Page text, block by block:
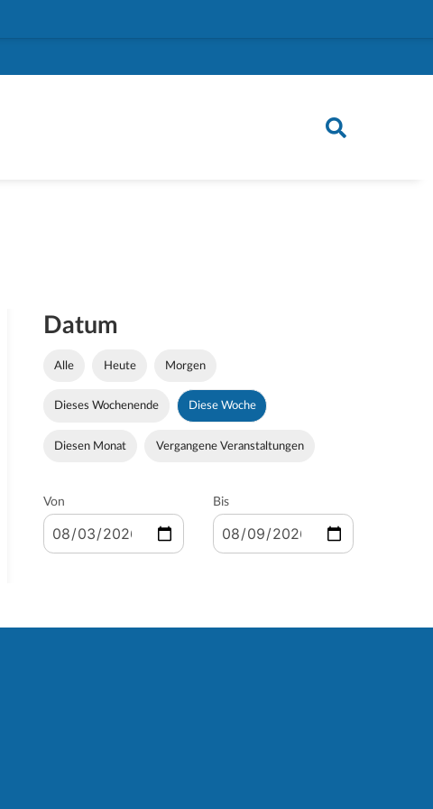
Datum
Alle Heute Morgen
Dieses Wochenende Diese Woche
Diesen Monat Vergangene Veranstaltungen
Von Bis